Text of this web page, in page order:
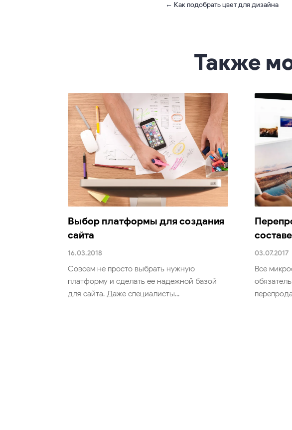
← Как подобрать цвет для дизайна
Также
Выбор платформы для создания
сайта
16.03.2018
Совсем не просто выбрать нужную
платформу и сделать ее надежной базой
для сайта. Даже специалисты...
03.07.2017
Все